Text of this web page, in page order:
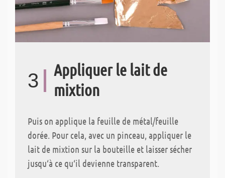
3
Appliquer le lait de
mixtion
Puis on applique la feuille de métal/feuille
dorée. Pour cela, avec un pinceau, appliquer le
lait de mixtion sur la bouteille et laisser sécher
jusqu‘à ce qu‘il devienne transparent.